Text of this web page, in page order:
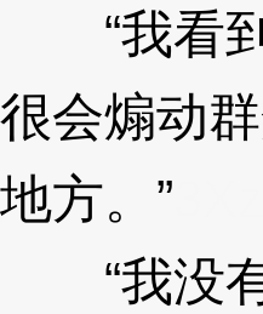
“我看到
很会煽动
地方。”
“我没有